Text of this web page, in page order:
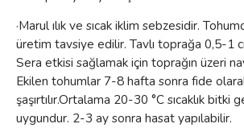
·Marul ılık ve sıcak iklim sebzesidir.
üretim tavsiye edilir. Tavlı toprağa 0,5-1
Sera etkisi sağlamak için toprağın üzeri
Ekilen tohumlar 7-8 hafta sonra fide
şaşırtılır.Ortalama 20-30 °C sıcaklık bitki
uygundur. 2-3 ay sonra hasat yapılabilir.